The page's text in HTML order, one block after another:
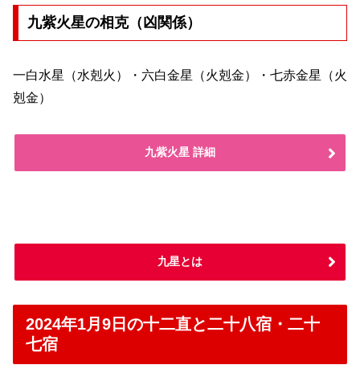
九紫火星の相克（凶関係）
一白水星（水剋火）・六白金星（火剋金）・七赤金星（火
剋金）
九紫火星 詳細
九星とは
2024年1月9日の十二直と二十八宿・二十
七宿